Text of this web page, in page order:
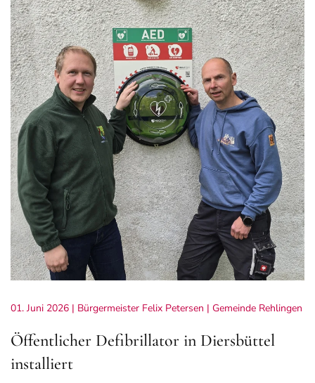
01. Juni 2026 | Bürgermeister Felix Petersen | Gemeinde Rehlingen
Öffentlicher Defibrillator in Diersbüttel
installiert